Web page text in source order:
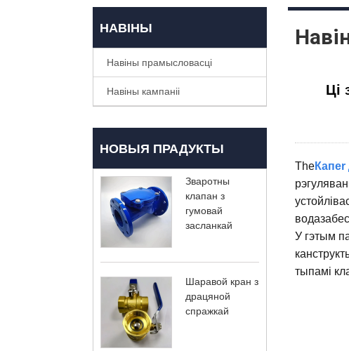
НАВІНЫ
Навіны прамысловасці
Навіны кампаніі
НОВЫЯ ПРАДУКТЫ
Зваротны
клапан з
гумовай
засланкай
Шаравой кран з
драцяной
спражкай
Ці
TheКапer
У гэтым
тыпамі